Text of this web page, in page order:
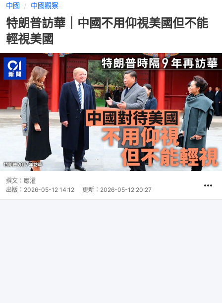
中國 中國觀察
特朗普訪華｜中國不用仰視美國但不能
輕視美國
撰文： 應濯
出版： 2026-05-12 14:12 更新： 2026-05-12 20:27